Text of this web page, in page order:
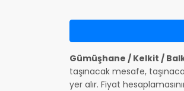
Gümüşhane / Kelkit /
taşınacak mesafe,
yer alır. Fiyat